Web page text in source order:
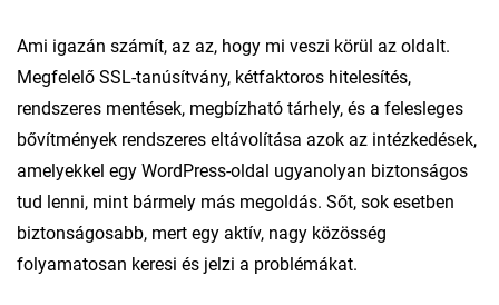
Ami igazán számít, az az, hogy mi veszi körül az oldalt.
Megfelelő SSL-tanúsítvány, kétfaktoros hitelesítés,
rendszeres mentések, megbízható tárhely, és a felesleges
bővítmények rendszeres eltávolítása azok az intézkedések,
amelyekkel egy WordPress-oldal ugyanolyan biztonságos
tud lenni, mint bármely más megoldás. Sőt, sok esetben
biztonságosabb, mert egy aktív, nagy közösség
folyamatosan keresi és jelzi a problémákat.